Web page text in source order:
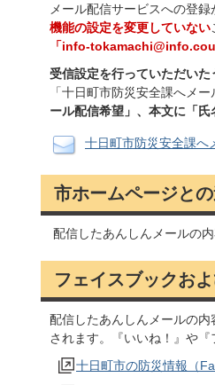
メール配信サービスへの登録
機能の設定を変更していない
「info-
受信設定を行っていただい
「十日町市防災安全課へメ
ール配信希望」、本文に「
十日町市防災安全課へ
市ホームページと
配信したあんしんメールの
フェイスブックお
配信したあんしんメールの
されます。『いいね！』や『
十日町市の防災情報（